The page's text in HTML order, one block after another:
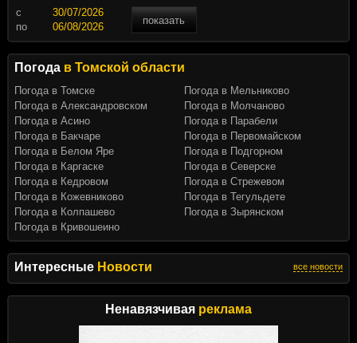
Интересные Новости все новости
Ненавязчивая реклама
c
показать
по
Погода в Томской области
Погода в Томске
Погода в Александровском
Погода в Асино
Погода в Бакчаре
Погода в Белом Яре
Погода в Каргаске
Погода в Кедровом
Погода в Кожевниково
Погода в Колпашево
Погода в Кривошеино
Погода в Мельниково
Погода в Молчаново
Погода в Парабели
Погода в Первомайском
Погода в Подгорном
Погода в Северске
Погода в Стрежевом
Погода в Тегульдете
Погода в Зырянском